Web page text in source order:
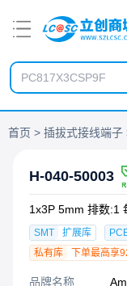
首页 插拔式接线端子
H-040-50003
1x3P 5mm 排数:1
SMT 扩展库
私有库
下单最高享
品牌名称